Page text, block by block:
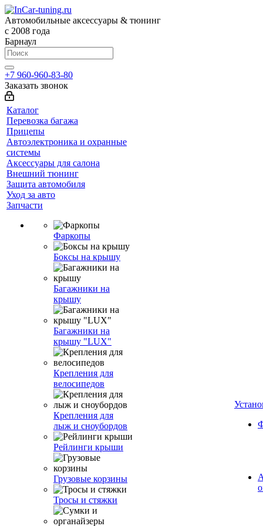
Автомобильные аксессуары & тюнинг
с 2008 года
Барнаул
+7 960-960-83-80
Заказать звонок
Каталог
Перевозка багажа
Прицепы
Автоэлектроника и охранные
системы
Аксессуары для салона
Внешний тюнинг
Защита автомобиля
Уход за авто
Запчасти
Фаркопы
Боксы на крышу
Багажники на
крышу
Багажники на
крышу "LUX"
Крепления для
велосипедов
Крепления для
лыж и сноубордов
Рейлинги крыши
Грузовые корзины
Тросы и стяжки